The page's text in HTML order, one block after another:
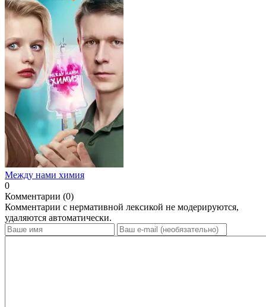
Между нами химия
0
Комментарии (0)
Комментарии с нермативной лексикой не модерируются,
удаляются автоматически.